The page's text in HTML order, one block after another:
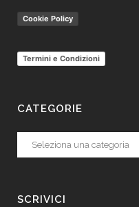
Cookie Policy
Termini e Condizioni
CATEGORIE
Categorie
SCRIVICI